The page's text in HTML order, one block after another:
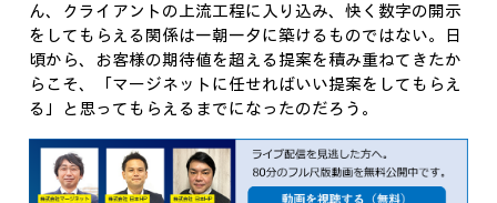
ん、クライアントの上流工程に入り込み、快く数字の開示
をしてもらえる関係は一朝一夕に築けるものではない。日
頃から、お客様の期待値を超える提案を積み重ねてきたか
らこそ、「マージネットに任せればいい提案をしてもらえ
る」と思ってもらえるまでになったのだろう。